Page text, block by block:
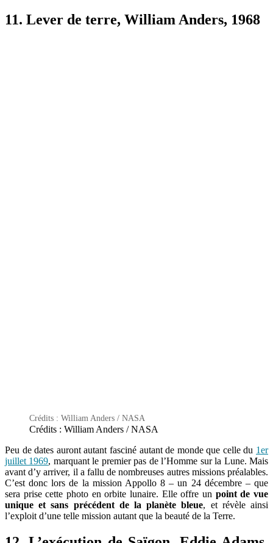
11. Lever de terre, William Anders, 1968
Crédits : William Anders / NASA
Crédits : William Anders / NASA
Peu de dates auront autant fasciné autant de monde que celle du 1er
juillet 1969, marquant le premier pas de l’Homme sur la Lune. Mais
avant d’y arriver, il a fallu de nombreuses autres missions préalables.
C’est donc lors de la mission Appollo 8 – un 24 décembre – que
sera prise cette photo en orbite lunaire. Elle offre un point de vue
unique et sans précédent de la planète bleue, et révèle ainsi
l’exploit d’une telle mission autant que la beauté de la Terre.